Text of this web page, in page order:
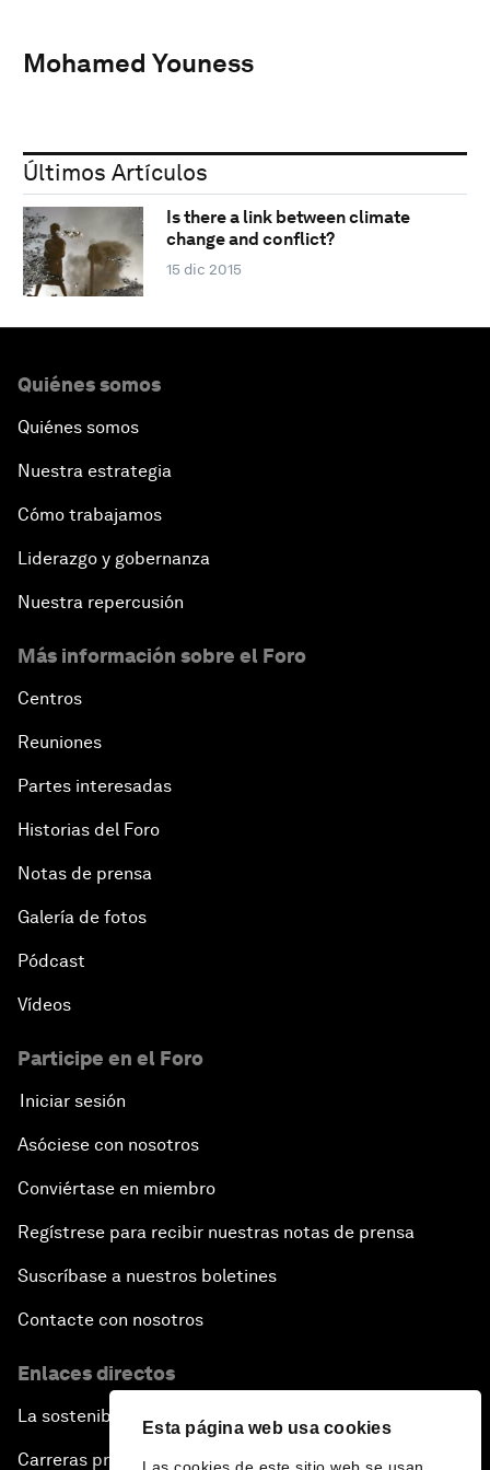
Esta página web usa cookies
Mohamed Youness
Últimos Artículos
Is there a link between climate
change and conflict?
15 dic 2015
Quiénes somos
Quiénes somos
Nuestra estrategia
Cómo trabajamos
Liderazgo y gobernanza
Nuestra repercusión
Más información sobre el Foro
Centros
Reuniones
Partes interesadas
Historias del Foro
Notas de prensa
Galería de fotos
Pódcast
Vídeos
Participe en el Foro
Iniciar sesión
Asóciese con nosotros
Conviértase en miembro
Regístrese para recibir nuestras notas de prensa
Suscríbase a nuestros boletines
Contacte con nosotros
Enlaces directos
La sostenibilidad en el Foro
Carreras profesionales